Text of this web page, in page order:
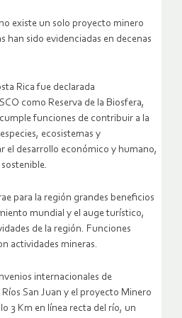
existe un solo proyecto minero
han sido evidenciadas en decenas
Rica fue declarada
como Reserva de la Biosfera,
funciones de contribuir a la
ecosistemas y
el desarrollo económico y humano,
para la región grandes beneficios
mundial y el auge turístico,
de la región. Funciones
actividades mineras.
internacionales de
San Juan y el proyecto Minero
3 Km en línea recta del río, un